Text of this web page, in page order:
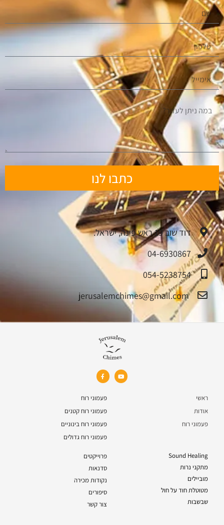
כתבו לנו
דוד שוב 19 ראש פינה, ישראל.
04-6930867
054-5238754
jerusalemchimes@gmail.com‏
ראשי
אודות
פעמוני רוח
פעמוני רוח
פעמוני רוח קטנים
פעמוני רוח בינוניים
פעמוני רוח גדולים
Sound Healing
מתקני נרות
מוביילים
מטוטלת חוד על חול
שבשבות
פרוייקטים
סדנאות
נקודות מכירה
סיפורים
צור קשר